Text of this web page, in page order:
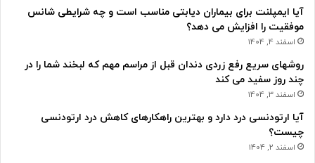
آیا ایمپلنت برای بیماران دیابتی مناسب است و چه شرایطی شانس
موفقیت را افزایش می دهد؟
اسفند 4, 1404
روشهای سریع رفع زردی دندان قبل از مراسم مهم که لبخند شما را در
چند روز سفید می کند
اسفند 3, 1404
آیا ارتودنسی درد دارد و بهترین راهکارهای کاهش درد ارتودنسی
چیست؟
اسفند 2, 1404